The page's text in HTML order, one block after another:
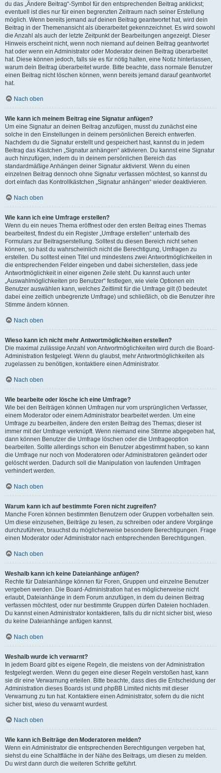
du das „Ändere Beitrag“-Symbol für den entsprechenden Beitrag anklickst;
eventuell ist dies nur für einen begrenzten Zeitraum nach seiner Erstellung
möglich. Wenn bereits jemand auf deinen Beitrag geantwortet hat, wird dein
Beitrag in der Themenansicht als überarbeitet gekennzeichnet. Es wird sowohl
die Anzahl als auch der letzte Zeitpunkt der Bearbeitungen angezeigt. Dieser
Hinweis erscheint nicht, wenn noch niemand auf deinen Beitrag geantwortet
hat oder wenn ein Administrator oder Moderator deinen Beitrag überarbeitet
hat. Diese können jedoch, falls sie es für nötig halten, eine Notiz hinterlassen,
warum dein Beitrag überarbeitet wurde. Bitte beachte, dass normale Benutzer
einen Beitrag nicht löschen können, wenn bereits jemand darauf geantwortet
hat.
Nach oben
Wie kann ich meinem Beitrag eine Signatur anfügen?
Um eine Signatur an deinen Beitrag anzufügen, musst du zunächst eine
solche in den Einstellungen in deinem persönlichen Bereich entwerfen.
Nachdem du die Signatur erstellt und gespeichert hast, kannst du in jedem
Beitrag das Kästchen „Signatur anhängen“ aktivieren. Du kannst eine Signatur
auch hinzufügen, indem du in deinem persönlichen Bereich das
standardmäßige Anhängen deiner Signatur aktivierst. Wenn du einen
einzelnen Beitrag dennoch ohne Signatur verfassen möchtest, so kannst du
dort einfach das Kontrollkästchen „Signatur anhängen“ wieder deaktivieren.
Nach oben
Wie kann ich eine Umfrage erstellen?
Wenn du ein neues Thema eröffnest oder den ersten Beitrag eines Themas
bearbeitest, findest du ein Register „Umfrage erstellen“ unterhalb des
Formulars zur Beitragserstellung. Solltest du diesen Bereich nicht sehen
können, so hast du wahrscheinlich nicht die Berechtigung, Umfragen zu
erstellen. Du solltest einen Titel und mindestens zwei Antwortmöglichkeiten in
die entsprechenden Felder eingeben und dabei sicherstellen, dass jede
Antwortmöglichkeit in einer eigenen Zeile steht. Du kannst auch unter
„Auswahlmöglichkeiten pro Benutzer“ festlegen, wie viele Optionen ein
Benutzer auswählen kann, welches Zeitlimit für die Umfrage gilt (0 bedeutet
dabei eine zeitlich unbegrenzte Umfrage) und schließlich, ob die Benutzer ihre
Stimme ändern können.
Nach oben
Wieso kann ich nicht mehr Antwortmöglichkeiten erstellen?
Die maximal zulässige Anzahl von Antwortmöglichkeiten wird durch die Board-
Administration festgelegt. Wenn du glaubst, mehr Antwortmöglichkeiten als
zugelassen zu benötigen, kontaktiere einen Administrator.
Nach oben
Wie bearbeite oder lösche ich eine Umfrage?
Wie bei den Beiträgen können Umfragen nur vom ursprünglichen Verfasser,
einem Moderator oder einem Administrator bearbeitet werden. Um eine
Umfrage zu bearbeiten, ändere den ersten Beitrag des Themas; dieser ist
immer mit der Umfrage verknüpft. Wenn niemand eine Stimme abgegeben hat,
dann können Benutzer die Umfrage löschen oder die Umfrageoption
bearbeiten. Sollte allerdings schon ein Benutzer abgestimmt haben, so kann
die Umfrage nur noch von Moderatoren oder Administratoren geändert oder
gelöscht werden. Dadurch soll die Manipulation von laufenden Umfragen
verhindert werden.
Nach oben
Warum kann ich auf bestimmte Foren nicht zugreifen?
Manche Foren können bestimmten Benutzern oder Gruppen vorbehalten sein.
Um diese einzusehen, Beiträge zu lesen, zu schreiben oder andere Vorgänge
durchzuführen, brauchst du möglicherweise besondere Berechtigungen. Frage
einen Moderator oder Administrator nach entsprechenden Berechtigungen.
Nach oben
Weshalb kann ich keine Dateianhänge anfügen?
Rechte für Dateianhänge können für Foren, Gruppen und einzelne Benutzer
vergeben werden. Die Board-Administration hat es möglicherweise nicht
erlaubt, Dateianhänge in dem Forum anzufügen, in dem du deinen Beitrag
verfassen möchtest, oder nur bestimmte Gruppen dürfen Dateien hochladen.
Du kannst einen Administrator kontaktieren, falls du dir nicht sicher bist, wieso
du keine Dateianhänge anfügen kannst.
Nach oben
Weshalb wurde ich verwarnt?
In jedem Board gibt es eigene Regeln, die meistens von der Administration
festgelegt werden. Wenn du gegen eine dieser Regeln verstoßen hast, kann
sie dir eine Verwarnung erteilen. Bitte beachte, dass dies die Entscheidung der
Administration dieses Boards ist und phpBB Limited nichts mit dieser
Verwarnung zu tun hat. Kontaktiere einen Administrator, sofern du die nicht
sicher bist, wieso du verwarnt wurdest.
Nach oben
Wie kann ich Beiträge den Moderatoren melden?
Wenn ein Administrator die entsprechenden Berechtigungen vergeben hat,
siehst du eine Schaltfläche in der Nähe des Beitrags, um diesen zu melden.
Du wirst dann durch die weiteren Schritte geführt.